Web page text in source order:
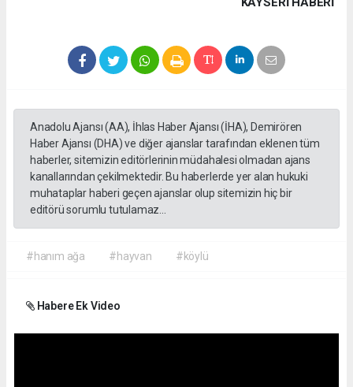
Anadolu Ajansı (AA), İhlas Haber Ajansı (İHA), Demirören
Haber Ajansı (DHA) ve diğer ajanslar tarafından eklenen tüm
haberler, sitemizin editörlerinin müdahalesi olmadan ajans
kanallarından çekilmektedir. Bu haberlerde yer alan hukuki
muhataplar haberi geçen ajanslar olup sitemizin hiç bir
editörü sorumlu tutulamaz...
#hanım ağa #hayvan #köylü
Habere Ek Video